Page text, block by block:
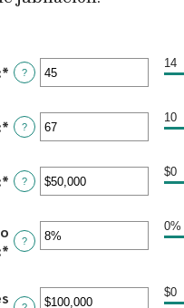
* Enter
amount
between
and
90
?
14
* Enter
amount
between
90
?
10
* Enter
amount
between
$1
$10,000,000
?
$0
* Enter
amount
?
0%
$0